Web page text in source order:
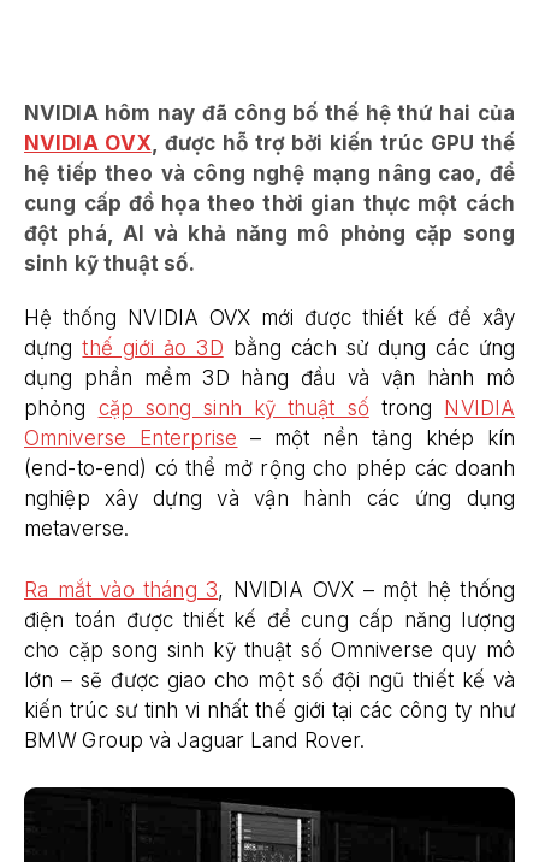
NVIDIA hôm nay đã công bố thế hệ thứ hai của
NVIDIA OVX, được hỗ trợ bởi kiến​ trúc GPU thế
hệ tiếp theo và công nghệ mạng nâng cao, để
cung cấp đồ họa theo thời gian thực một cách
đột phá, AI và khả năng mô phỏng cặp song
sinh kỹ thuật số.
Hệ thống NVIDIA OVX mới được thiết kế để xây
dựngthế giới ảo 3D bằng cách sử dụng các ứng
dụng phần mềm 3D hàng đầu và vận hành mô
phỏng cặp song sinh kỹ thuật sốtrong
NVIDIA
Omniverse Enterprise – một nền tảng khép kín
(end-to-end) có thể mở rộng cho phép các doanh
nghiệp xây dựng và vận hành các ứng dụng
metaverse.
Ra mắt vào tháng 3, NVIDIA OVX – một hệ thống
điện toán được thiết kế để cung cấp năng lượng
cho cặp song sinh kỹ thuật số Omniverse quy mô
lớn – sẽ được giao cho một số đội ngũ thiết kế và
kiến trúc sư tinh vi nhất thế giới tại các công ty như
BMW Group và Jaguar Land Rover.